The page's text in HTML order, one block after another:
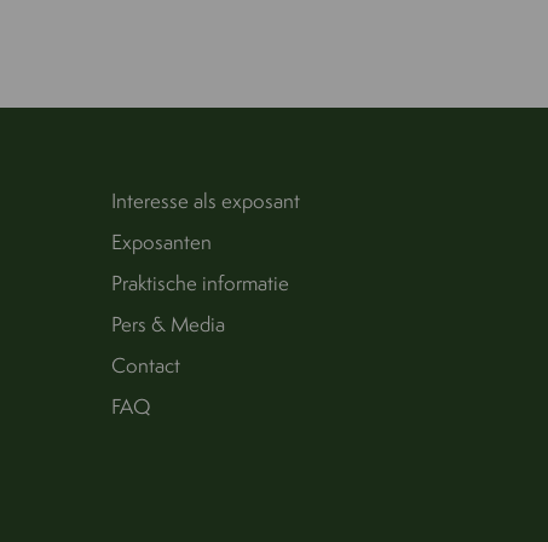
Interesse als exposant
Exposanten
Praktische informatie
Pers & Media
Contact
FAQ